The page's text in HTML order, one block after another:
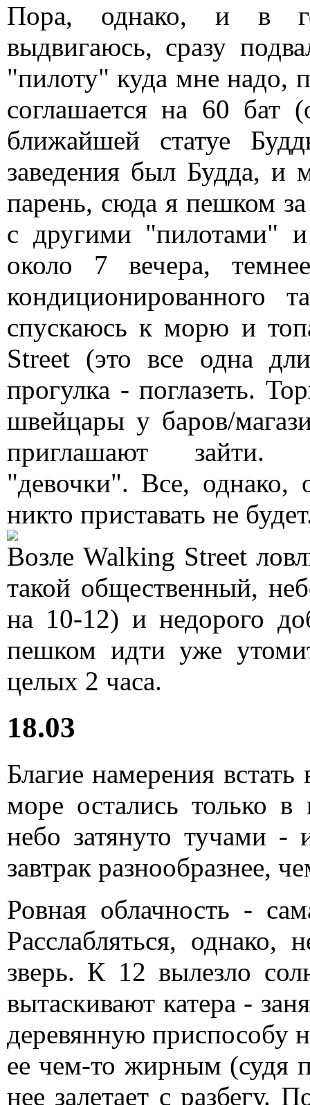
Пора, однако, и в
выдвигаюсь, сразу
"пилоту" куда мне надо,
соглашается на 60 бат
ближайшей статуе
заведения был Будда, и
парень, сюда я пешком
с другими "пилотами"
около 7 вечера,
спускаюсь к морю и
Street (это все одна
прогулка - поглазеть.
швейцары у баров/
приглашают зайти.
"девочки". Все, однако,
никто приставать не
Возле Walking Street
такой общественный,
на 10-12) и недорого
пешком идти уже
целых 2 часа.
18.03
Благие намерения
море остались только
небо затянуто тучами
завтрак разнообразнее,
Ровная облачность -
Расслабляться,
зверь. К 12 вылезло
вытаскивают катера -
деревянную приспособу
ее чем-то жирным (судя
нее залетает с разбегу.